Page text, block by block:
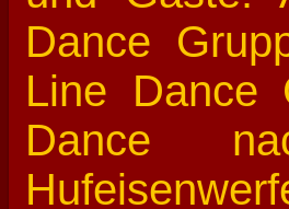
Dance
Line
Dance